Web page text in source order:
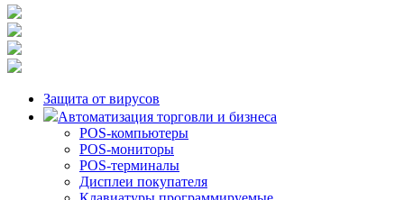
Защита от вирусов
Автоматизация торговли и бизнеса
POS-компьютеры
POS-мониторы
POS-терминалы
Дисплеи покупателя